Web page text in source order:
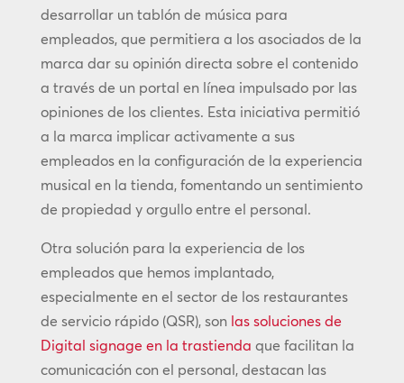
desarrollar un tablón de música para
empleados, que permitiera a los asociados de la
marca dar su opinión directa sobre el contenido
a través de un portal en línea impulsado por las
opiniones de los clientes. Esta iniciativa permitió
a la marca implicar activamente a sus
empleados en la configuración de la experiencia
musical en la tienda, fomentando un sentimiento
de propiedad y orgullo entre el personal.
Otra solución para la experiencia de los
empleados que hemos implantado,
especialmente en el sector de los restaurantes
de servicio rápido (QSR), son las soluciones de
Digital signage en la trastienda que facilitan la
comunicación con el personal, destacan las